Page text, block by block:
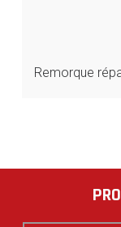
Remorque
DES